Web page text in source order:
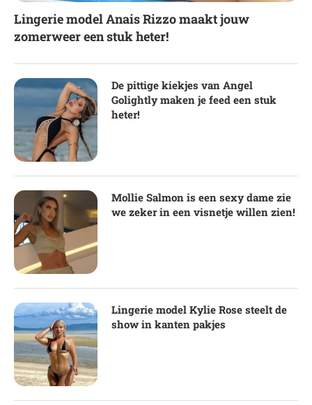
Lingerie model Anais Rizzo maakt jouw
zomerweer een stuk heter!
De pittige kiekjes van Angel
Golightly maken je feed een stuk
heter!
Mollie Salmon is een sexy dame zie
we zeker in een visnetje willen zien!
Lingerie model Kylie Rose steelt de
show in kanten pakjes